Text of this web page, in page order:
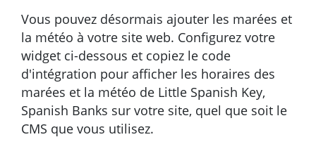
Vous pouvez désormais ajouter les marées et
la météo à votre site web. Configurez votre
widget ci-dessous et copiez le code
d'intégration pour afficher les horaires des
marées et la météo de Little Spanish Key,
Spanish Banks sur votre site, quel que soit le
CMS que vous utilisez.